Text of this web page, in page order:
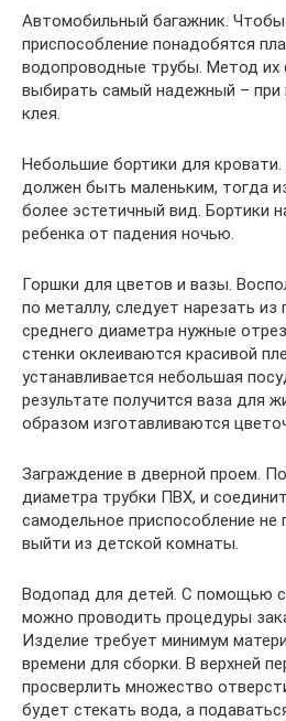
Автомобильный багажник.
приспособление понадобятся
водопроводные трубы. Метод их
выбирать самый надежный –
клея.
Небольшие бортики для
должен быть маленьким, тогда
более эстетичный вид. Бортики
ребенка от падения ночью.
Горшки для цветов и вазы.
по металлу, следует нарезать из
среднего диаметра нужные
стенки оклеиваются красивой
устанавливается небольшая
результате получится ваза для
образом изготавливаются
Заграждение в дверной проем.
диаметра трубки ПВХ, и
самодельное приспособление не
выйти из детской комнаты.
Водопад для детей. С помощью
можно проводить процедуры
Изделие требует минимум
времени для сборки. В верхней
просверлить множество
будет стекать вода, а